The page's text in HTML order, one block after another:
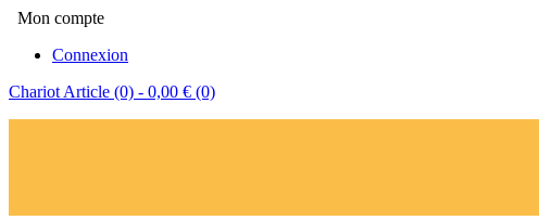
Mon compte
Connexion
Chariot Article (0) - 0,00 € (0)